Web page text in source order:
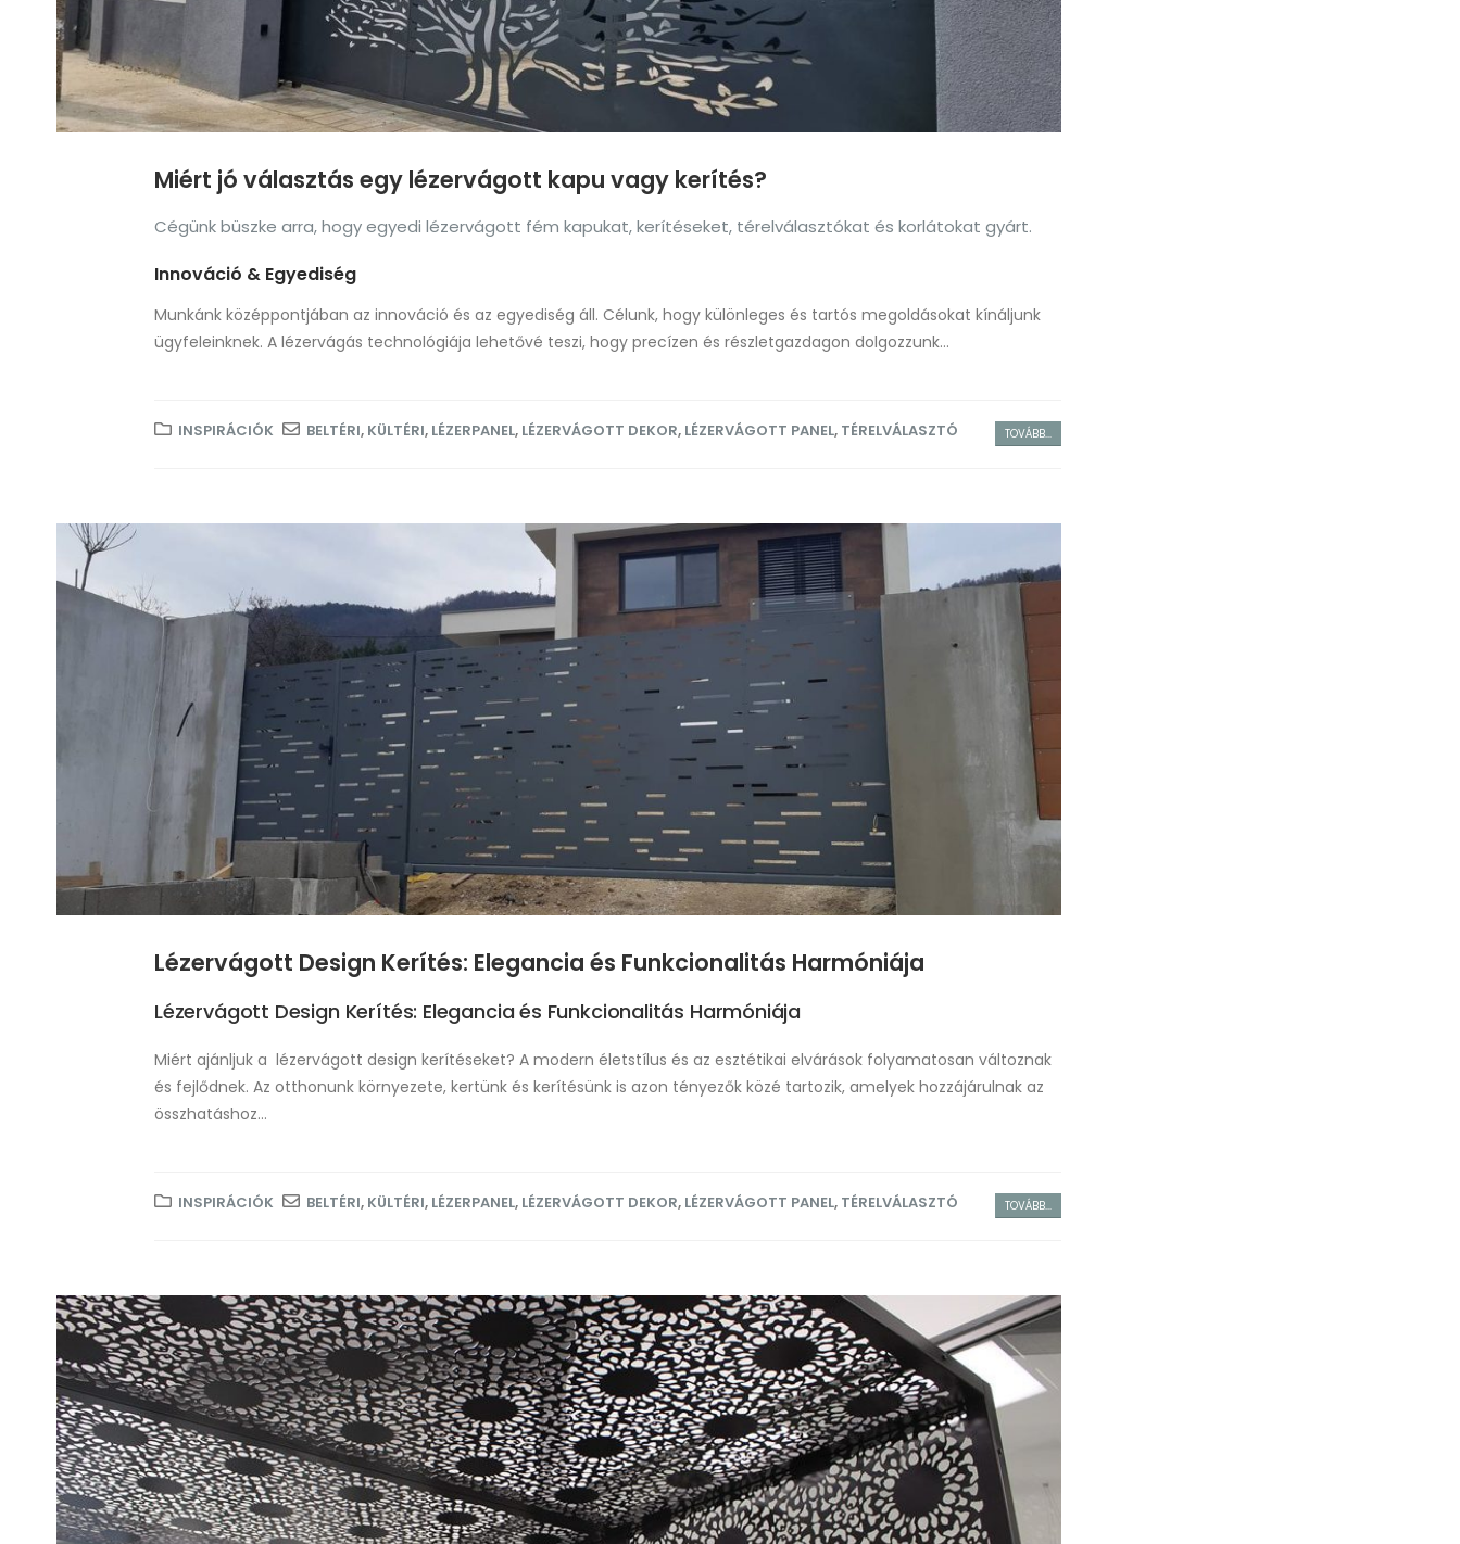
Miért jó választás egy lézervágott kapu vagy kerítés?
Cégünk büszke arra, hogy egyedi lézervágott fém kapukat, kerítéseket, térelválasztókat és korlátokat gyárt.
Innováció & Egyediség
Munkánk középpontjában az innováció és az egyediség áll. Célunk, hogy különleges és tartós megoldásokat kínáljunk
ügyfeleinknek. A lézervágás technológiája lehetővé teszi, hogy precízen és részletgazdagon dolgozzunk...
INSPIRÁCIÓK BELTÉRI, KÜLTÉRI, LÉZERPANEL, LÉZERVÁGOTT DEKOR, LÉZERVÁGOTT PANEL, TÉRELVÁLASZTÓ TOVÁBB...
Lézervágott Design Kerítés: Elegancia és Funkcionalitás Harmóniája
Lézervágott Design Kerítés: Elegancia és Funkcionalitás Harmóniája
Miért ajánljuk a lézervágott design kerítéseket? A modern életstílus és az esztétikai elvárások folyamatosan változnak
és fejlődnek. Az otthonunk környezete, kertünk és kerítésünk is azon tényezők közé tartozik, amelyek hozzájárulnak az
összhatáshoz...
INSPIRÁCIÓK BELTÉRI, KÜLTÉRI, LÉZERPANEL, LÉZERVÁGOTT DEKOR, LÉZERVÁGOTT PANEL, TÉRELVÁLASZTÓ TOVÁBB...